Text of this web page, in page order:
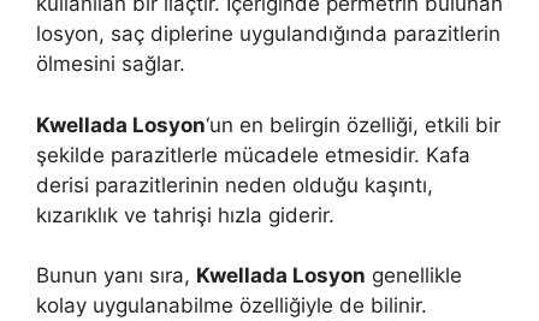
losyon, saç diplerine uygulandığında parazitlerin
ölmesini sağlar.
Kwellada Losyon‘un en belirgin özelliği, etkili bir
şekilde parazitlerle mücadele etmesidir. Kafa
derisi parazitlerinin neden olduğu kaşıntı,
kızarıklık ve tahrişi hızla giderir.
Bunun yanı sıra, Kwellada Losyon genellikle
kolay uygulanabilme özelliğiyle de bilinir.